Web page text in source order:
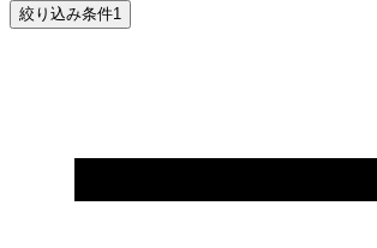
絞り込み条件1